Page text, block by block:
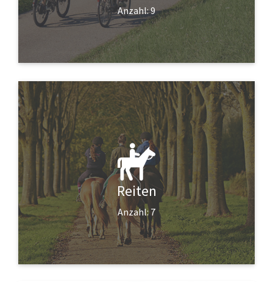
Anzahl: 9
Reiten
Anzahl: 7